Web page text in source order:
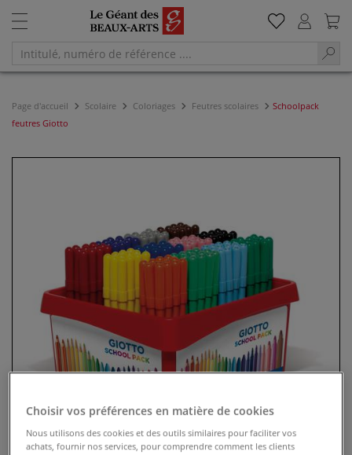
Page d'accueil Scolaire Coloriages Feutres scolaires
Schoolpack
feutres Giotto
Choisir vos préférences en matière de cookies
Nous utilisons des cookies et des outils similaires pour faciliter vos
achats, fournir nos services, pour comprendre comment les clients